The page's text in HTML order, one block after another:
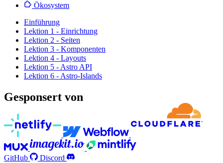
Ökosystem
Einführung
Lektion 1 - Einrichtung
Lektion 2 - Seiten
Lektion 3 - Komponenten
Lektion 4 - Layouts
Lektion 5 - Astro API
Lektion 6 - Astro-Islands
Gesponsert von
GitHub
Discord